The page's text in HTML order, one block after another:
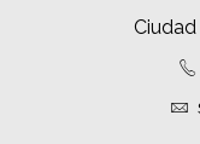
Ciudad